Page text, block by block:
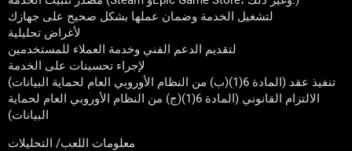
لتشغيل الخدمة وضمان عملها بشكل صحيح على جهازك
لأغراض تحليلية
لتقديم الدعم الفني وخدمة العملاء للمستخدمين
لإجراء تحسينات على الخدمة
تنفيذ عقد (المادة 6(1)(ب) من النظام الأوروبي العام لحماية البيانات)
الالتزام القانوني (المادة 6(1)(ج) من النظام الأوروبي العام لحماية
البيانات)
معلومات اللعب/ التحليلات